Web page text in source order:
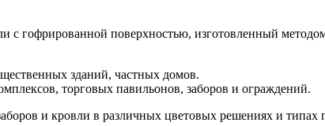
с гофрированной поверхностью, изготовленный
зданий, частных домов.
торговых павильонов, заборов и ограждений.
и кровли в различных цветовых решениях и типах